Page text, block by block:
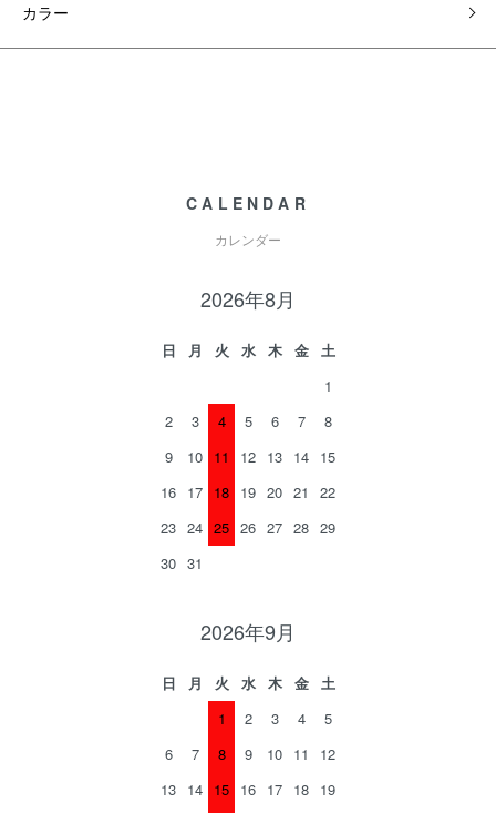
カラー
CALENDAR
カレンダー
2026年8月
日 月 火 水 木 金
土
1
2
3 4 5 6 7
8
9
10 11 12 13 14 15
16 17 18 19 20 21
22
23 24 25 26 27 28 29
30 31
2026年9月
日 月 火 水 木 金
土
1
2 3 4
5
6
7 8 9 10 11
12
13 14 15 16 17 18 19